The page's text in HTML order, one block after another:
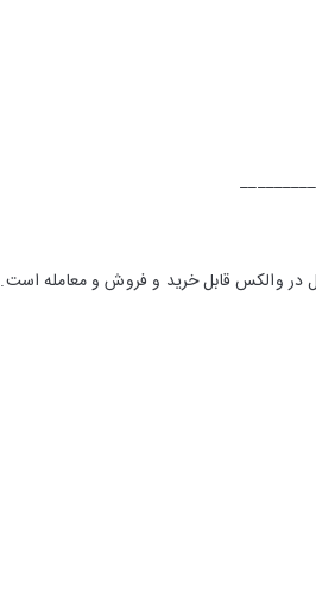
در والکس قابل خرید و فروش و معامله است.